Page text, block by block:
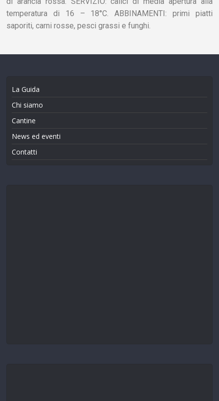
temperatura di 16 – 18°C. ABBINAMENTI: primi piatti
saporiti, carni rosse, pesci grassi e funghi.
La Guida
Chi siamo
Cantine
News ed eventi
Contatti